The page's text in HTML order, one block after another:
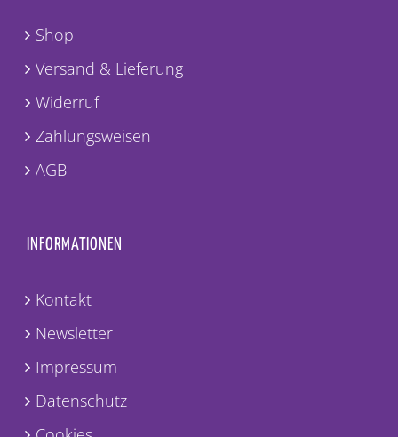
Shop
Versand & Lieferung
Widerruf
Zahlungsweisen
AGB
INFORMATIONEN
Kontakt
Newsletter
Impressum
Datenschutz